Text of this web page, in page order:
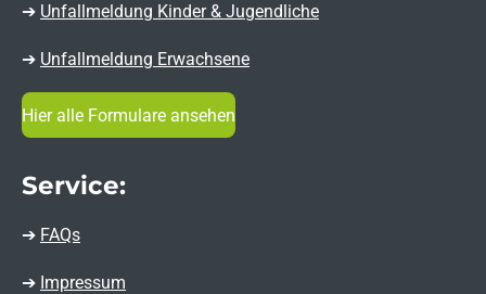
➔ Unfallmeldung Kinder & Jugendliche
➔ Unfallmeldung Erwachsene
Hier alle Formulare ansehen
Service:
➔ FAQs
➔ Impressum